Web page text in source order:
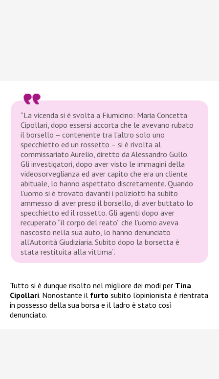
“La vicenda si è svolta a Fiumicino: Maria Concetta
Cipollari, dopo essersi accorta che le avevano rubato
il borsello – contenente tra l’altro solo uno
specchietto ed un rossetto – si è rivolta al
commissariato Aurelio, diretto da Alessandro Gullo.
Gli investigatori, dopo aver visto le immagini della
videosorveglianza ed aver capito che era un cliente
abituale, lo hanno aspettato discretamente. Quando
l’uomo si è trovato davanti i poliziotti ha subito
ammesso di aver preso il borsello, di aver buttato lo
specchietto ed il rossetto. Gli agenti dopo aver
recuperato “il corpo del reato” che l’uomo aveva
nascosto nella sua auto, lo hanno denunciato
all’Autorità Giudiziaria. Subito dopo la borsetta è
stata restituita alla vittima“.
Tutto si è dunque risolto nel migliore dei modi per Tina
Cipollari. Nonostante il furto subito l’opinionista è rientrata
in possesso della sua borsa e il ladro è stato così
denunciato.